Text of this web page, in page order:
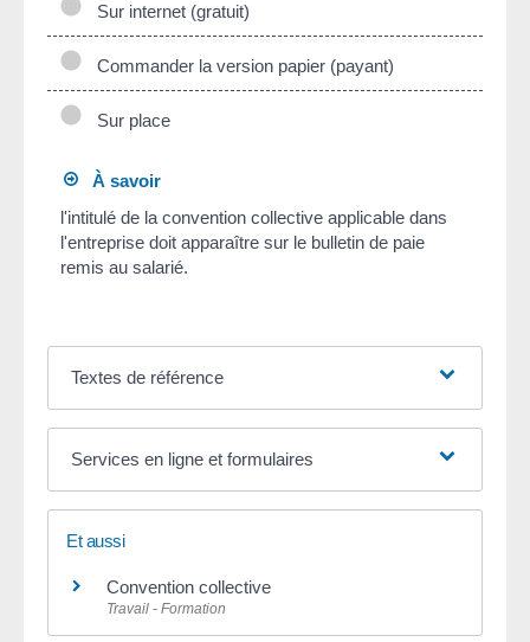
Sur internet (gratuit)
Commander la version papier (payant)
Sur place
À savoir
l'intitulé de la convention collective applicable dans
l'entreprise doit apparaître sur le bulletin de paie
remis au salarié.
Textes de référence
Services en ligne et formulaires
Et aussi
Convention collective
Travail - Formation